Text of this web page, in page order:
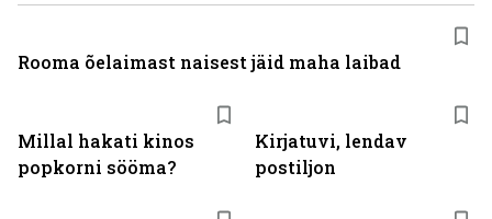
Millal hakati kinos
popkorni sööma?
Kirjatuvi, lendav
postiljon
Rooma õelaimast naisest jäid maha laibad